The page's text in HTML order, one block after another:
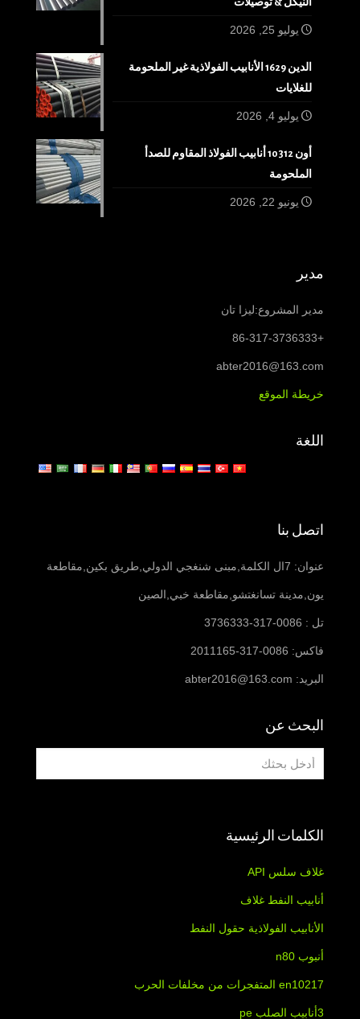
النيكل & توصيلات
يوليو 25, 2026
الدين 1629 الأنابيب الفولاذية غير الملحومة
للغلايات
يوليو 4, 2026
أون 10312 أنابيب الفولاذ المقاوم للصدأ
الملحومة
يونيو 22, 2026
مدير
مدير المشروع:ليزا تان
+86-317-3736333
abter2016@163.com
خريطة الموقع
اللغة
اتصل بنا
عنوان: 7ال الكلمة,مبنى شنغجي الدولي,طريق بكين,مقاطعة
يون,مدينة تسانغتشو,مقاطعة خبي,الصين
تل : 0086-317-3736333
فاكس: 0086-317-2011165
البريد: abter2016@163.com
البحث عن
الكلمات الرئيسية
غلاف سلس API
أنابيب النفط غلاف
الأنابيب الفولاذية حقول النفط
أنبوب n80
en10217 المتفجرات من مخلفات الحرب
3أنابيب الصلب pe